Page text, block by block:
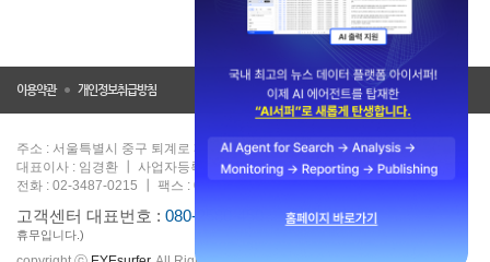
이용약관 개인정보취급방침
주소 : 서울특별시 중구 퇴계로 385 준타워 9F
대표이사 : 임경환 ┃ 사업자등록번호 : 221-81-13339
전화 : 02-3487-0215 ┃ 팩스 : 02-3487-0216
고객센터 대표번호 : 080-2580-450
(평일 09:00 ~ 18:00 / 공휴일, 주말은
휴무입니다.)